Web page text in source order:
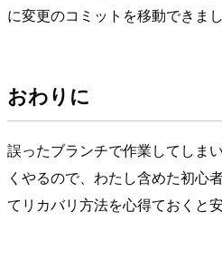
に変更のコミットを移動できまし
おわりに
誤ったブランチで作業してしま
くやるので、わたし含めた初心
てリカバリ方法を心得ておくと安